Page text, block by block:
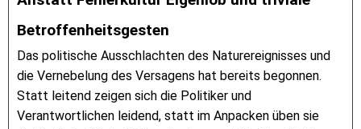
Betroffenheitsgesten
Das politische Ausschlachten des Naturereignisses und
die Vernebelung des Versagens hat bereits begonnen.
Statt leitend zeigen sich die Politiker und
Verantwortlichen leidend, statt im Anpacken üben sie